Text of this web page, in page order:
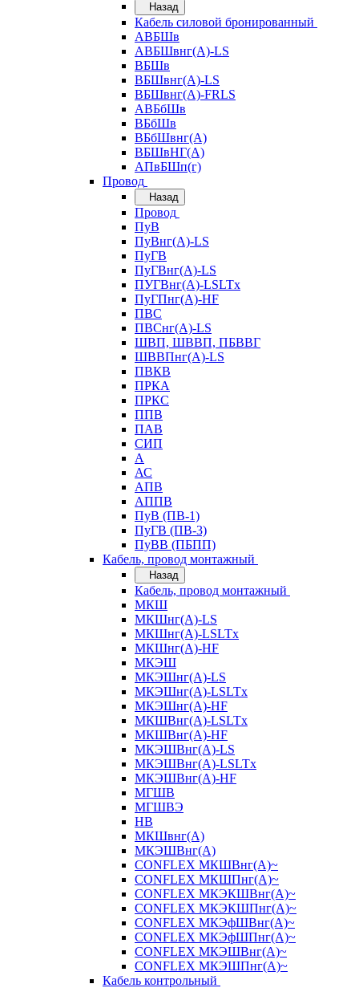
Назад
Кабель силовой бронированный
АВБШв
АВБШвнг(А)-LS
ВБШв
ВБШвнг(А)-LS
ВБШвнг(А)-FRLS
АВБбШв
ВБбШв
ВБбШвнг(А)
ВБШвНГ(А)
АПвБШп(г)
Провод
Назад
Провод
ПуВ
ПуВнг(А)-LS
ПуГВ
ПуГВнг(А)-LS
ПУГВнг(А)-LSLTx
ПуГПнг(А)-HF
ПВС
ПВСнг(А)-LS
ШВП, ШВВП, ПБВВГ
ШВВПнг(А)-LS
ПВКВ
ПРКА
ПРКС
ППВ
ПАВ
СИП
А
АС
АПВ
АППВ
ПуВ (ПВ-1)
ПуГВ (ПВ-3)
ПуВВ (ПБПП)
Кабель, провод монтажный
Назад
Кабель, провод монтажный
МКШ
МКШнг(А)-LS
МКШнг(А)-LSLTx
МКШнг(А)-HF
МКЭШ
МКЭШнг(А)-LS
МКЭШнг(А)-LSLTx
МКЭШнг(А)-HF
МКШВнг(A)-LSLTx
МКШВнг(А)-HF
МКЭШВнг(А)-LS
МКЭШВнг(A)-LSLTx
МКЭШВнг(А)-HF
МГШВ
МГШВЭ
НВ
МКШвнг(А)
МКЭШВнг(А)
CONFLEX МКШВнг(А)~
CONFLEX МКШПнг(А)~
CONFLEX МКЭКШВнг(А)~
CONFLEX МКЭКШПнг(А)~
CONFLEX МКЭфШВнг(А)~
CONFLEX МКЭфШПнг(А)~
CONFLEX МКЭШВнг(А)~
CONFLEX МКЭШПнг(А)~
Кабель контрольный